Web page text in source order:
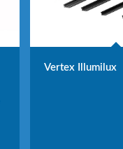
Vertex Illumilux